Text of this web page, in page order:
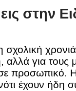
στην
σχολική
αλλά για τους
προσωπικό.
έχουν ήδη